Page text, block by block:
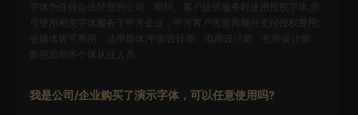
字体为任何合法经营的公司、组织、客户提供服务时使用授权字体;亦
可使用相关字体服务于甲方企业，甲方客户无需再额外支付授权费用;
全媒体皆可商用，适用群体:平面设计师、电商设计师、包装设计师、
影视后期等个体从业人员
我是公司/企业购买了演示字体，可以任意使用吗?